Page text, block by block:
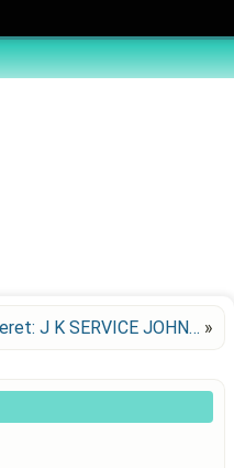
J K SERVICE JOHN… »